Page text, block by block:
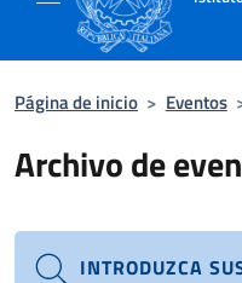
Página de inicio > Eventos
Archivo de
INTRODUZCA